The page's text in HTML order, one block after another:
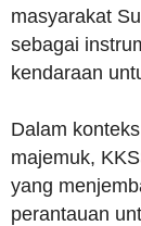
masyarakat
sebagai
kendaraan
Dalam
majemuk,
yang
perantauan